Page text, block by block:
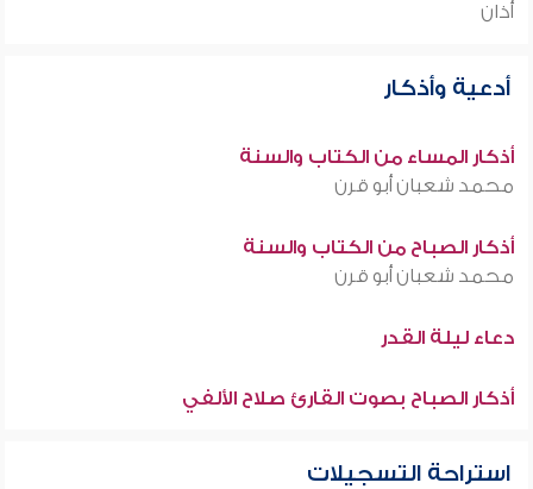
أذان
أدعية وأذكار
أذكار المساء من الكتاب والسنة
محمد شعبان أبو قرن
أذكار الصباح من الكتاب والسنة
محمد شعبان أبو قرن
دعاء ليلة القدر
أذكار الصباح بصوت القارئ صلاح الألفي
استراحة التسجيلات